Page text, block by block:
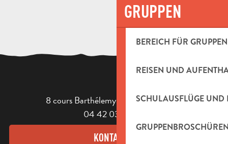
GRUPPEN
BEREICH FÜR GRUPPEN
REISEN UND
SCHULAUSFLÜGE UND
8 cours Barthélemy - 13400 Aubagne
04 42 03 49 98
KONTAKT